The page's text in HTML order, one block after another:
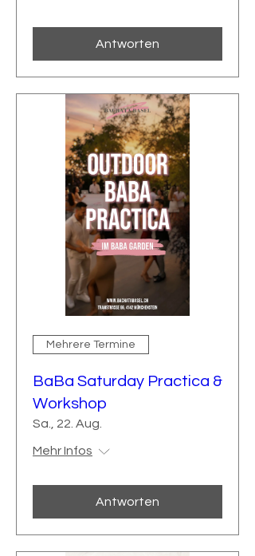
Antworten
Mehrere Termine
BaBa Saturday Practica &
Workshop
Sa., 22. Aug.
Mehr Infos
Antworten